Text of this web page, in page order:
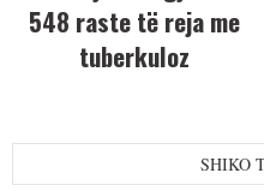
548 raste të reja me
tuberkuloz
SHIKO